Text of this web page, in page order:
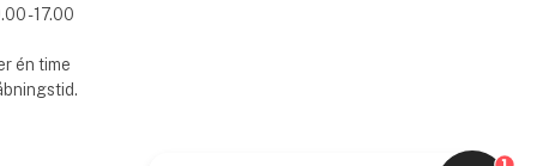
- 17.00
én time